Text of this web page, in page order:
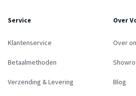
Service
Klantenservice
Betaalmethoden
Verzending & Levering
Over
Over
Blog